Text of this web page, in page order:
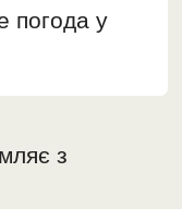
погода у
з